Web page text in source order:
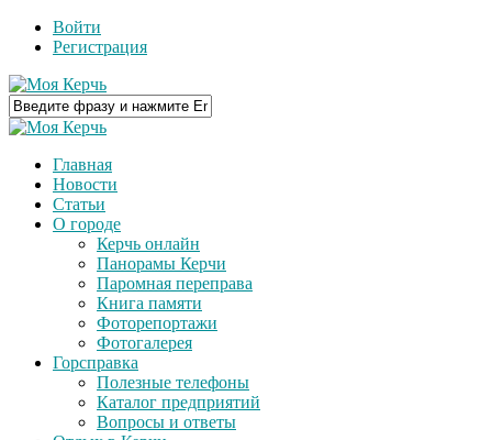
Войти
Регистрация
Главная
Новости
Статьи
О городе
Керчь онлайн
Панорамы Керчи
Паромная переправа
Книга памяти
Фоторепортажи
Фотогалерея
Горсправка
Полезные телефоны
Каталог предприятий
Вопросы и ответы